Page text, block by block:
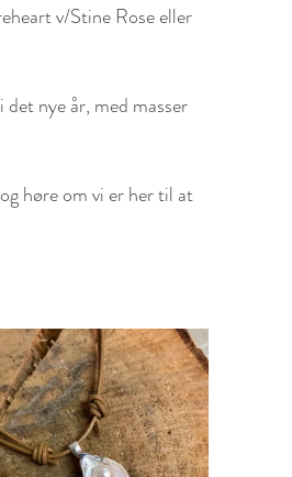
v/Stine Rose eller
nye år, med masser
høre om vi er her til at